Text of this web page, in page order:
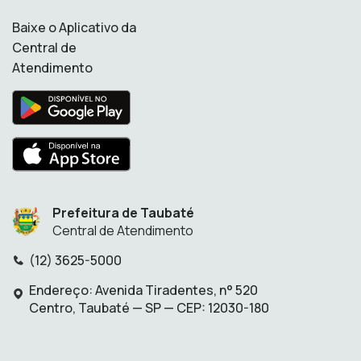
IPTU
Baixe o Aplicativo da
Central de
Atendimento
Prefeitura de Taubaté
Central de Atendimento
(12) 3625-5000
Endereço:
Endereço: Avenida Tiradentes, n° 520
Centro, Taubaté — SP — CEP: 12030-180